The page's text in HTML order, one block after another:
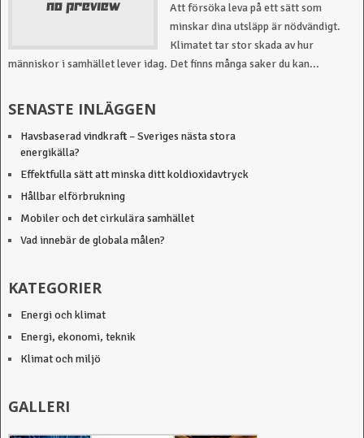
Att försöka leva på ett sätt som
minskar dina utsläpp är nödvändigt.
Klimatet tar stor skada av hur
människor i samhället lever idag. Det finns många saker du kan...
SENASTE INLÄGGEN
Havsbaserad vindkraft – Sveriges nästa stora
energikälla?
Effektfulla sätt att minska ditt koldioxidavtryck
Hållbar elförbrukning
Mobiler och det cirkulära samhället
Vad innebär de globala målen?
KATEGORIER
Energi och klimat
Energi, ekonomi, teknik
Klimat och miljö
GALLERI